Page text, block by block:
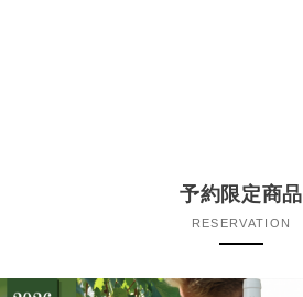
予約限定商品
RESERVATION